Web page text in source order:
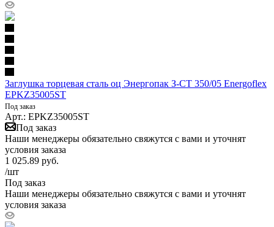
Заглушка торцевая сталь оц Энергопак З-СТ 350/05 Energoflex
EPKZ35005ST
Под заказ
Арт.: EPKZ35005ST
Под заказ
Наши менеджеры обязательно свяжутся с вами и уточнят
условия заказа
1 025.89 руб.
/шт
Под заказ
Наши менеджеры обязательно свяжутся с вами и уточнят
условия заказа